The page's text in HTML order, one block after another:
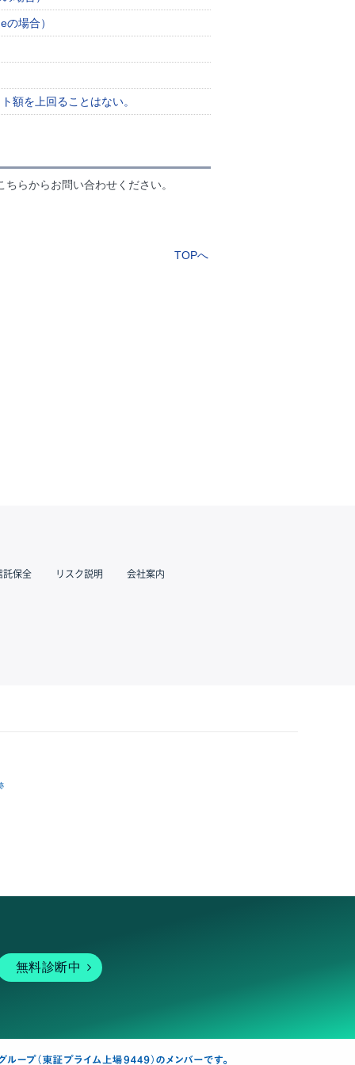
場合）
額を上回ることはない。
らからお問い合わせください。
TOPへ
託保全 リスク説明 会社案内
無料診断中